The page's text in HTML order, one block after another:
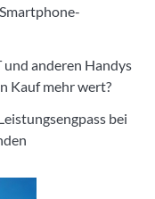
und anderen Handys
Kauf mehr wert?
bei